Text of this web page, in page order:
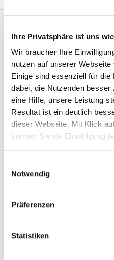
Ihre Privatsphäre ist uns
Wir brauchen Ihre
nutzen auf unserer
Einige sind essenziell für die
dabei, die Nutzenden
eine Hilfe, unsere Leistung
Resultat ist ein deutlich
dieser Webseite. Mit Klick
können Sie die Einwilligung
Notwendig
Präferenzen
Statistiken
Solarwatt
News
About us
FAQs
Inspiration stories
Careers
Media centre